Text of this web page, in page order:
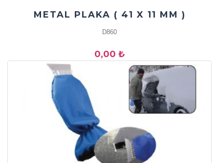
METAL PLAKA ( 41 X 11 MM )
D860
0,00 ₺